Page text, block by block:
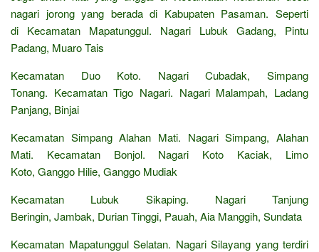
nagari jorong yang berada di Kabupaten Pasaman. Seperti
di Kecamatan Mapatunggul. Nagari Lubuk Gadang, Pintu
Padang, Muaro Tais
Kecamatan Duo Koto. Nagari Cubadak, Simpang
Tonang. Kecamatan Tigo Nagari. Nagari Malampah, Ladang
Panjang, Binjai
Kecamatan Simpang Alahan Mati. Nagari Simpang, Alahan
Mati. Kecamatan Bonjol. Nagari Koto Kaciak, Limo
Koto, Ganggo Hilie, Ganggo Mudiak
Kecamatan Lubuk Sikaping. Nagari Tanjung
Beringin, Jambak, Durian Tinggi, Pauah, Aia Manggih, Sundata
Kecamatan Mapatunggul Selatan. Nagari Silayang yang terdiri